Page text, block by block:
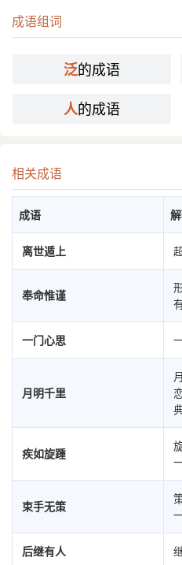
成语组词
泛的成语
人的成语
相关成语
成语
离世遁上
奉命惟谨
一门心思
月明千里
疾如旋踵
束手无策
后继有人